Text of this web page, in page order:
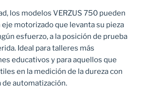
los modelos VERZUS 750 pueden
motorizado que levanta su pieza
esfuerzo, a la posición de prueba
Ideal para talleres más
educativos y para aquellos que
en la medición de la dureza con
de automatización.